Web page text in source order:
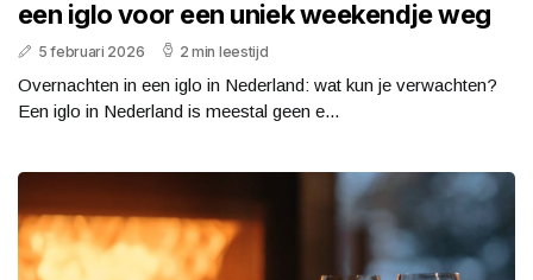
een iglo voor een uniek weekendje weg
5 februari 2026 2 min leestijd
Overnachten in een iglo in Nederland: wat kun je verwachten?
Een iglo in Nederland is meestal geen e...